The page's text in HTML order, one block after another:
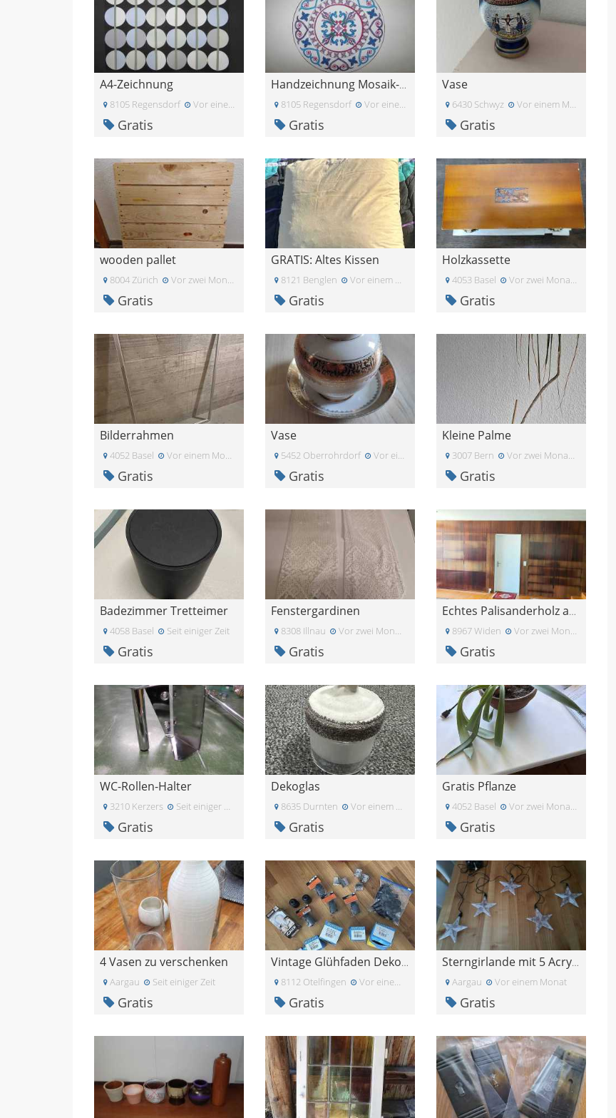
A4-Zeichnung
8105 Regensdorf Vor einem Monat
Gratis
Handzeichnung Mosaik-Blume
8105 Regensdorf Vor einem Monat
Gratis
Vase
6430 Schwyz Vor einem Monat
Gratis
wooden pallet
8004 Zürich Vor zwei Monaten
Gratis
GRATIS: Altes Kissen
8121 Benglen Vor einem Monat
Gratis
Holzkassette
4053 Basel Vor zwei Monaten
Gratis
Bilderrahmen
4052 Basel Vor einem Monat
Gratis
Vase
5452 Oberrohrdorf Vor einem Monat
Gratis
Kleine Palme
3007 Bern Vor zwei Monaten
Gratis
Badezimmer Tretteimer
4058 Basel Seit einiger Zeit
Gratis
Fenstergardinen
8308 Illnau Vor zwei Monaten
Gratis
Echtes Palisanderholz aus Wohnwand Paneele Tafeln
8967 Widen Vor zwei Monaten
Gratis
WC-Rollen-Halter
3210 Kerzers Seit einiger Zeit
Gratis
Dekoglas
8635 Durnten Vor einem Monat
Gratis
Gratis Pflanze
4052 Basel Vor zwei Monaten
Gratis
4 Vasen zu verschenken
Aargau Seit einiger Zeit
Gratis
Vintage Glühfaden Dekolampenset
8112 Otelfingen Vor einem Monat
Gratis
Sterngirlande mit 5 Acryl-Sternen - gratis abzugeb
Aargau Vor einem Monat
Gratis